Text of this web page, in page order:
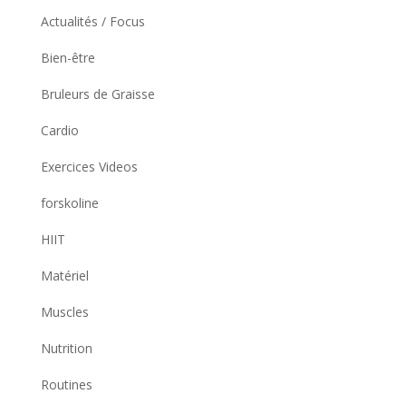
Actualités / Focus
Bien-être
Bruleurs de Graisse
Cardio
Exercices Videos
forskoline
HIIT
Matériel
Muscles
Nutrition
Routines